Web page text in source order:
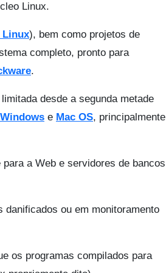
Linux.
Linux), bem como projetos de
completo, pronto para
.
desde a segunda metade
e Mac OS, principalmente
a Web e servidores de bancos
danificados ou em monitoramento
os programas compilados para